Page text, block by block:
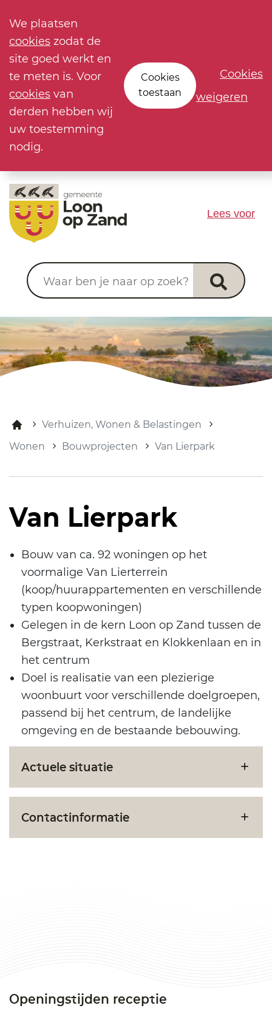
We plaatsen
cookies zodat de
site goed werkt en
te meten is. Voor
cookies van
derden hebben wij
uw toestemming
nodig.
Cookies
toestaan
Cookies
weigeren
Waar ben je naar op zoek?
Lees voor
Verhuizen, Wonen & Belastingen
Wonen
Bouwprojecten Van Lierpark
Van Lierpark
Bouw van ca. 92 woningen op het
voormalige Van Lierterrein
(koop/huurappartementen en verschillende
typen koopwoningen)
Gelegen in de kern Loon op Zand tussen de
Bergstraat, Kerkstraat en Klokkenlaan en in
het centrum
Doel is realisatie van een plezierige
woonbuurt voor verschillende doelgroepen,
passend bij het centrum, de landelijke
omgeving en de bestaande bebouwing.
Actuele situatie
Contactinformatie
Openingstijden receptie